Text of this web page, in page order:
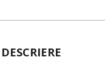
DESCRIERE